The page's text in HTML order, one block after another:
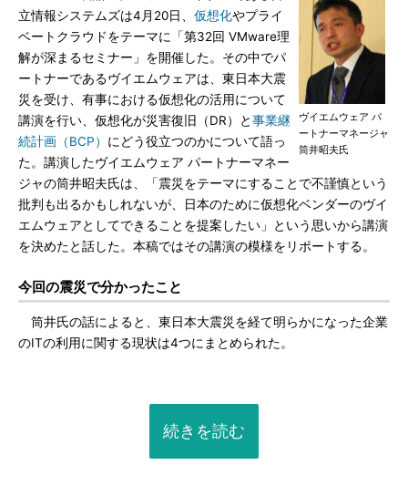
ヴイエムウェア パ
ートナーマネージャ
筒井昭夫氏
立情報システムズは4月20日、 仮想化やプライ
ベートクラウドをテーマに「第32回 VMware理
解が深まるセミナー」を開催した。その中でパ
ートナーであるヴイエムウェアは、東日本大震
災を受け、有事における仮想化の活用について
講演を行い、仮想化が災害復旧（DR）と事業継
続計画（BCP） にどう役立つのかについて語っ
た。講演したヴイエムウェア パートナーマネー
ジャの筒井昭夫氏は、「震災をテーマにすることで不謹慎という
批判も出るかもしれないが、日本のために仮想化ベンダーのヴイ
エムウェアとしてできることを提案したい」という思いから講演
を決めたと話した。本稿ではその講演の模様をリポートする。
今回の震災で分かったこと
筒井氏の話によると、東日本大震災を経て明らかになった企業
のITの利用に関する現状は4つにまとめられた。
続きを読む